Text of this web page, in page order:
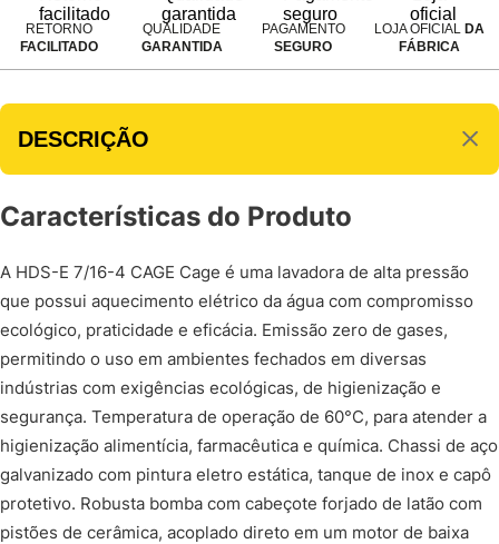
RETORNO
FACILITADO
QUALIDADE
GARANTIDA
PAGAMENTO
SEGURO
LOJA OFICIAL DA
FÁBRICA
DESCRIÇÃO
Características do Produto
A HDS-E 7/16-4 CAGE Cage é uma lavadora de alta pressão
que possui aquecimento elétrico da água com compromisso
ecológico, praticidade e eficácia. Emissão zero de gases,
permitindo o uso em ambientes fechados em diversas
indústrias com exigências ecológicas, de higienização e
segurança. Temperatura de operação de 60°C, para atender a
higienização alimentícia, farmacêutica e química. Chassi de aço
galvanizado com pintura eletro estática, tanque de inox e capô
protetivo. Robusta bomba com cabeçote forjado de latão com
pistões de cerâmica, acoplado direto em um motor de baixa